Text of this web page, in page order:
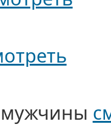
мужчины